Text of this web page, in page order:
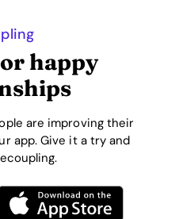
happy
are improving their
app. Give it a try and